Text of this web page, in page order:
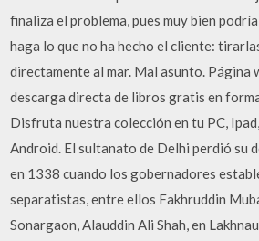
finaliza el problema, pues muy bien
haga lo que no ha hecho el cliente:
directamente al mar. Mal asunto. Página
descarga directa de libros gratis en
Disfruta nuestra colección en tu PC,
Android. El sultanato de Delhi perdió su
en 1338 cuando los gobernadores
separatistas, entre ellos Fakhruddin
Sonargaon, Alauddin Ali Shah, en